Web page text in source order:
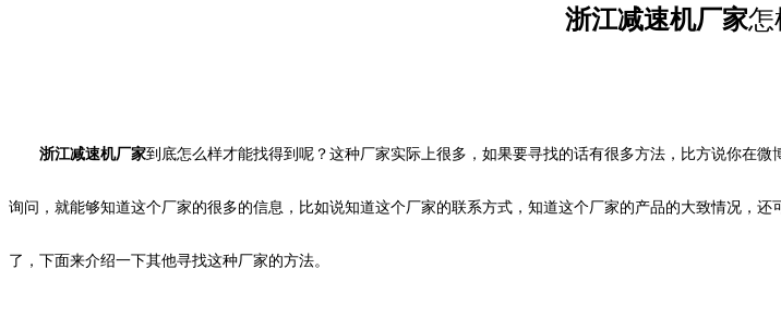
浙江减速机厂家怎
浙江减速机厂家到底怎么样才能找得到呢？这种厂家实际上很多，如果要寻找的话有很多方法，比方说你在
询问，就能够知道这个厂家的很多的信息，比如说知道这个厂家的联系方式，知道这个厂家的产品的大致情况，
了，下面来介绍一下其他寻找这种厂家的方法。